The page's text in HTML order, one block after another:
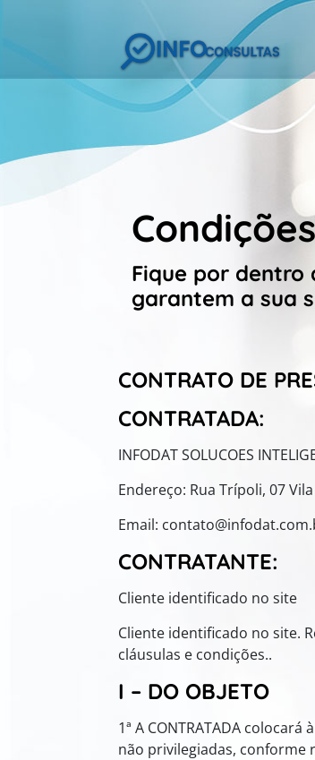
Fique por dentro
garantem a sua
CONTRATO DE
CONTRATADA:
INFODAT SOLUCOES
Endereço: Rua Trípoli, 07
Email:
CONTRATANTE:
Cliente identificado no site
Cliente identificado no site.
cláusulas e condições..
I – DO OBJETO
1ª A CONTRATADA
não privilegiadas, conforme